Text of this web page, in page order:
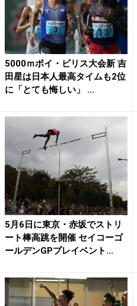
5000ｍボイ・ビリス大会新 吉
田星は日本人最高タイムも2位
に「とても悔しい」 ...
5月6日に東京・赤坂でストリ
ート棒高跳を開催 セイコーゴ
ールデンGPプレイベント...